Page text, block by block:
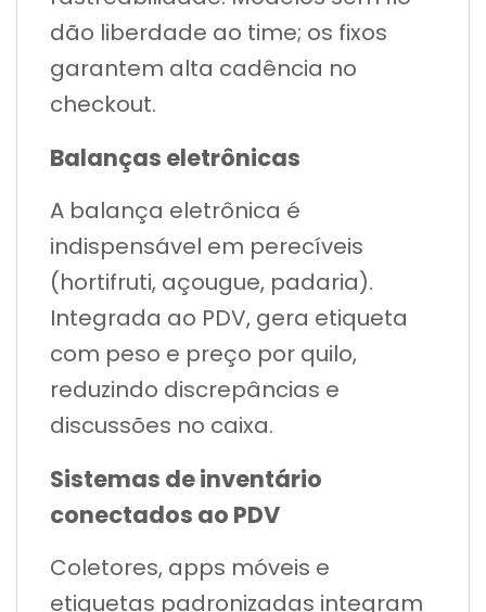
dão liberdade ao time; os fixos
garantem alta cadência no
checkout.
Balanças eletrônicas
A balança eletrônica é
indispensável em perecíveis
(hortifruti, açougue, padaria).
Integrada ao PDV, gera etiqueta
com peso e preço por quilo,
reduzindo discrepâncias e
discussões no caixa.
Sistemas de inventário
conectados ao PDV
Coletores, apps móveis e
etiquetas padronizadas integram